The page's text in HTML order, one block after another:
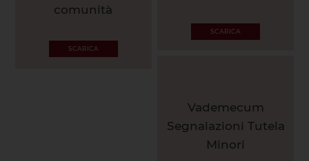
comunità
SCARICA
SCARICA
Vademecum
Segnalazioni Tutela
Minori